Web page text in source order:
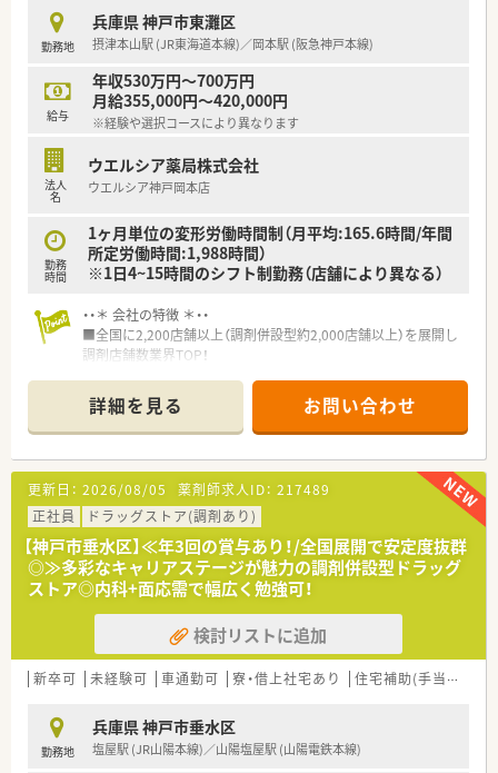
■育児休暇は3歳まで取得が可能で、時短制度は小学5年生まで
時短勤務ができるよう変更予定です。
■年間休日が120日とワークライフバランスが整っています
■日用品から常備薬まで、従業員割引制度など嬉しいメリットも
たくさんあります！
勤務地
兵庫県 神戸市東灘区
摂津本山駅 (JR東海道本線)／岡本駅 (阪急神戸本線)
給与
年収530万円～700万円
月給355,000円～420,000円
※経験や選択コースにより異なります
法人
名
ウエルシア薬局株式会社
ウエルシア神戸岡本店
勤務
時間
1ヶ月単位の変形労働時間制（月平均:165.6時間/年間
所定労働時間:1,988時間）
※1日4~15時間のシフト制勤務（店舗により異なる）
・・＊ 会社の特徴 ＊・・
■全国に2,200店舗以上（調剤併設型約2,000店舗以上）を展開し
調剤店舗数業界TOP！
頑張り次第で高給与も可能！
■経験や勤務コースによりますが、経験の少ない方でも500万前
半スタートと業界TOP水準！
■職種や職域に合わせ、豊富な社内研修や外部組織と連携した研
修を用意されています
■薬剤師が中心の会社だからこそ活躍できるキャリアパスが多
種多様に用意されています。
■店舗拡大に伴い、エリアマネジャーや営業部長等のマネジメン
トのポジションも増えます。
■在宅や教育等の専門性を活かせるスペシャリストを目指すこ
とも可能です。
■その他にも、管理部門や商品部門等の本社スタッフなど活動領
域は多種多様です。
■在宅実施店舗は年々増加しており、在宅医療へもしっかりと関
わる事ができます。
時短勤務ができるよう変更予定です。
■年間休日が120日とワークライフバランスが整っています
■日用品から常備薬まで、従業員割引制度など嬉しいメリットも
詳細を見る お問い合わせ
更新日： 2026/08/05 薬剤師求人ID： 217489
正社員
ドラッグストア(調剤あり)
【神戸市垂水区】≪年3回の賞与あり！/全国展開で安定度抜群
◎≫多彩なキャリアステージが魅力の調剤併設型ドラッグ
ストア◎内科+面応需で幅広く勉強可！
検討リストに追加
新卒可 未経験可 車通勤可 寮・借上社宅あり 住宅補助(手当)あり
勤務地
兵庫県 神戸市垂水区
塩屋駅 (JR山陽本線)／山陽塩屋駅 (山陽電鉄本線)